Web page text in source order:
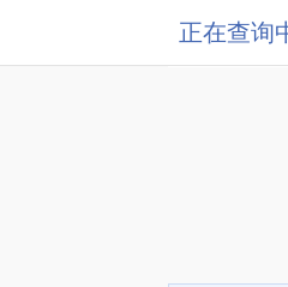
正在查询